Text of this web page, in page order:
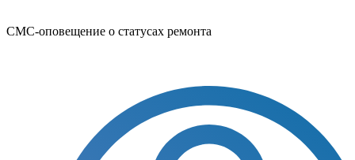
СМС-оповещение о статусах ремонта